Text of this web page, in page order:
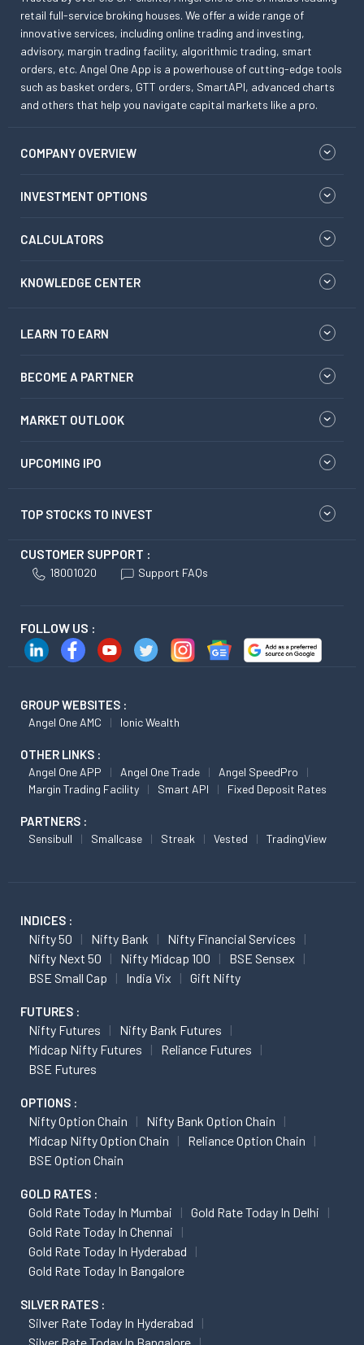
retail full-service broking houses. We offer a wide range of
innovative services, including online trading and investing,
advisory, margin trading facility, algorithmic trading, smart
orders, etc. Angel One App is a powerhouse of cutting-edge tools
such as basket orders, GTT orders, SmartAPI, advanced charts
and others that help you navigate capital markets like a pro.
COMPANY OVERVIEW
INVESTMENT OPTIONS
CALCULATORS
KNOWLEDGE CENTER
LEARN TO EARN
BECOME A PARTNER
MARKET OUTLOOK
UPCOMING IPO
TOP STOCKS TO INVEST
CUSTOMER SUPPORT :
18001020 Support FAQs
FOLLOW US :
GROUP WEBSITES :
Angel One AMC Ionic Wealth
OTHER LINKS :
Angel One APP Angel One Trade
Angel SpeedPro
Margin Trading Facility
Smart API Fixed Deposit Rates
PARTNERS :
Sensibull Smallcase Streak Vested TradingView
INDICES :
Nifty 50 Nifty Bank
Nifty Financial Services
Nifty Next 50
Nifty Midcap 100
BSE Sensex
BSE Small Cap
India Vix Gift Nifty
FUTURES :
Nifty Futures
Nifty Bank Futures
Midcap Nifty Futures
Reliance Futures
BSE Futures
OPTIONS :
Nifty Option Chain
Nifty Bank Option Chain
Midcap Nifty Option Chain
Reliance Option Chain
BSE Option Chain
GOLD RATES :
Gold Rate Today In Mumbai
Gold Rate Today In Delhi
Gold Rate Today In Chennai
Gold Rate Today In Hyderabad
Gold Rate Today In Bangalore
SILVER RATES :
Silver Rate Today In Hyderabad